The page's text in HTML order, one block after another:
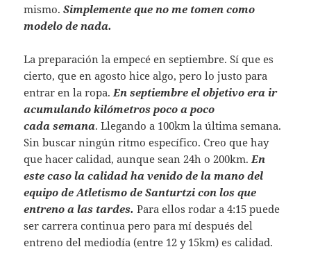
mismo.Simplemente que no me tomen como
modelo de nada.
La preparación la empecé en septiembre. Sí que es
cierto, que en agosto hice algo, pero lo justo para
entrar en la ropa. En septiembre el objetivo era ir
acumulando kilómetros poco a poco
cada semana. Llegando a 100km la última semana.
Sin buscar ningún ritmo específico. Creo que hay
que hacer calidad, aunque sean 24h o 200km. En
este caso la calidad ha venido de la mano del
equipo de Atletismo de Santurtzi con los que
entreno a las tardes. Para ellos rodar a 4:15 puede
ser carrera continua pero para mí después del
entreno del mediodía (entre 12 y 15km) es calidad.